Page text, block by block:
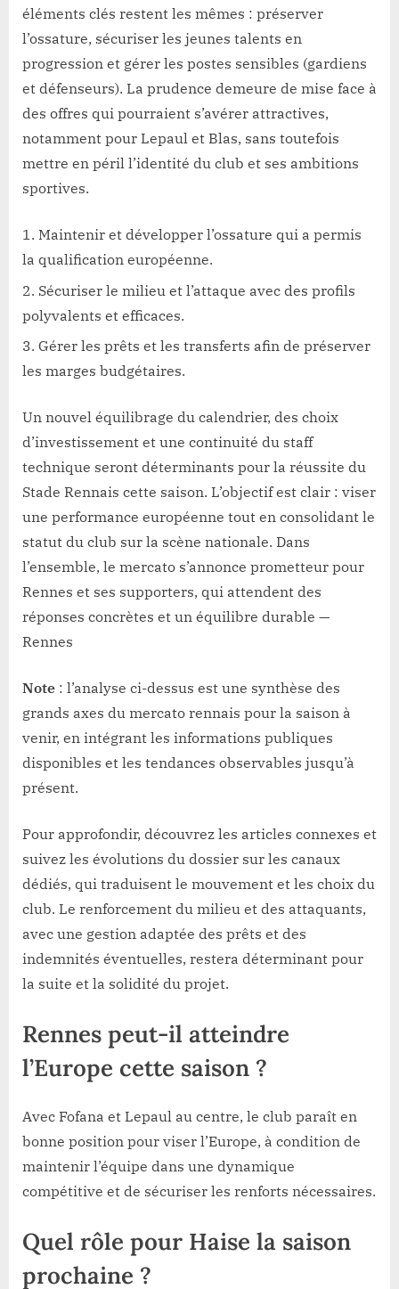
éléments clés restent les mêmes : préserver
l’ossature, sécuriser les jeunes talents en
progression et gérer les postes sensibles (gardiens
et défenseurs). La prudence demeure de mise face à
des offres qui pourraient s’avérer attractives,
notamment pour Lepaul et Blas, sans toutefois
mettre en péril l’identité du club et ses ambitions
sportives.
Maintenir et développer l’ossature qui a permis
la qualification européenne.
Sécuriser le milieu et l’attaque avec des profils
polyvalents et efficaces.
Gérer les prêts et les transferts afin de préserver
les marges budgétaires.
Un nouvel équilibrage du calendrier, des choix
d’investissement et une continuité du staff
technique seront déterminants pour la réussite du
Stade Rennais cette saison. L’objectif est clair : viser
une performance européenne tout en consolidant le
statut du club sur la scène nationale. Dans
l’ensemble, le mercato s’annonce prometteur pour
Rennes et ses supporters, qui attendent des
réponses concrètes et un équilibre durable —
Rennes
Note : l’analyse ci-dessus est une synthèse des
grands axes du mercato rennais pour la saison à
venir, en intégrant les informations publiques
disponibles et les tendances observables jusqu’à
présent.
Pour approfondir, découvrez les articles connexes et
suivez les évolutions du dossier sur les canaux
dédiés, qui traduisent le mouvement et les choix du
club. Le renforcement du milieu et des attaquants,
avec une gestion adaptée des prêts et des
indemnités éventuelles, restera déterminant pour
la suite et la solidité du projet.
Rennes peut-il atteindre
l’Europe cette saison ?
Avec Fofana et Lepaul au centre, le club paraît en
bonne position pour viser l’Europe, à condition de
maintenir l’équipe dans une dynamique
compétitive et de sécuriser les renforts nécessaires.
Quel rôle pour Haise la saison
prochaine ?